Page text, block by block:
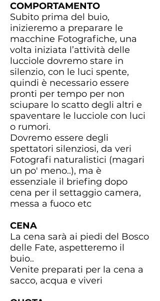
COMPORTAMENTO
Subito prima del buio,
inizieremo a preparare le
macchine Fotografiche, una
volta iniziata l’attività delle
lucciole dovremo stare in
silenzio, con le luci spente,
quindi è necessario essere
pronti per tempo per non
sciupare lo scatto degli altri e
spaventare le lucciole con luci
o rumori.
Dovremo essere degli
spettatori silenziosi, da veri
Fotografi naturalistici (magari
un po' meno..), ma è
essenziale il briefing dopo
cena per il settaggio camera,
messa a fuoco etc
CENA
La cena sarà ai piedi del Bosco
delle Fate, aspetteremo il
buio..
Venite preparati per la cena a
sacco, acqua e viveri